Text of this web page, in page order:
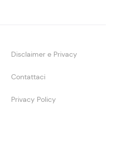
Disclaimer e Privacy
Contattaci
Privacy Policy